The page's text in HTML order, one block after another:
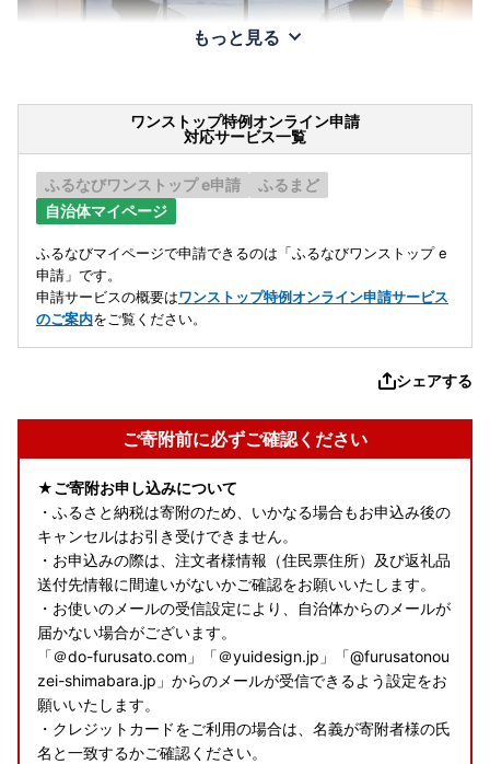
もっと見る
ワンストップ特例オンライン申請
対応サービス一覧
ふるなびワンストップ e申請
ふるまど
自治体マイページ
ふるなびマイページで申請できるのは「ふるなびワンストップ e
申請」です。
申請サービスの概要はワンストップ特例オンライン申請サービス
のご案内をご覧ください。
シェアする
ご寄附前に必ずご確認ください
★ご寄附お申し込みについて
・ふるさと納税は寄附のため、いかなる場合もお申込み後の
キャンセルはお引き受けできません。
・お申込みの際は、注文者様情報（住民票住所）及び返礼品
送付先情報に間違いがないかご確認をお願いいたします。
・お使いのメールの受信設定により、自治体からのメールが
届かない場合がございます。
「＠do-furusato.com」「＠yuidesign.jp」「@furusatonou
zei-shimabara.jp」からのメールが受信できるよう設定をお
願いいたします。
・クレジットカードをご利用の場合は、名義が寄附者様の氏
名と一致するかご確認ください。